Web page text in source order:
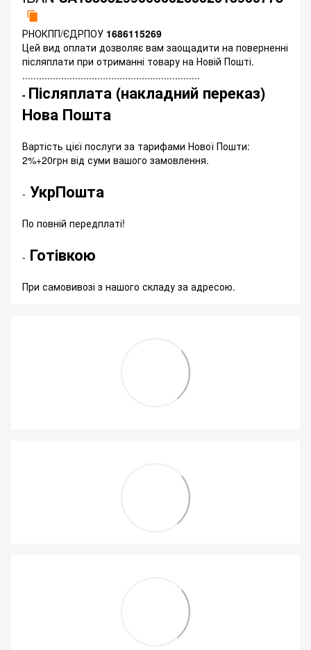
РНОКПП/ЄДРПОУ 1686115269
Цей вид оплати дозволяє вам заощадити на поверненні
післяплати при отриманні товару на Новій Пошті.
................................................................
- Післяплата (накладний переказ)
Нова Пошта
Вартість цієї послуги за тарифами Нової Пошти:
2%+20грн від суми вашого замовлення.
- УкрПошта
По повній передплаті!
- Готівкою
При самовивозі з нашого складу за адресою.